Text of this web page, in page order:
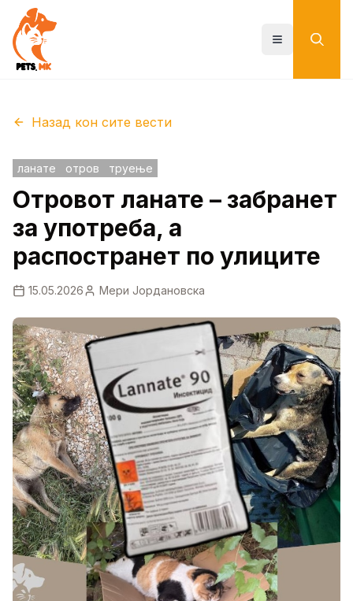
main
content
Toggle menu
Назад кон сите вести
ланате отров труење
Отровот ланате – забранет
за употреба, а
распостранет по улиците
15.05.2026 Мери Јордановска